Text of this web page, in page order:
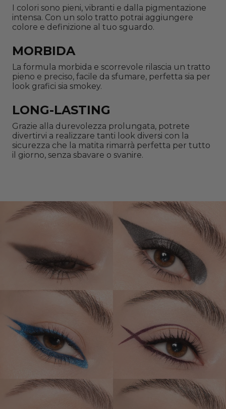
I colori sono pieni, vibranti e dalla pigmentazione
intensa. Con un solo tratto potrai aggiungere
colore e definizione al tuo sguardo.
MORBIDA
La formula morbida e scorrevole rilascia un tratto
pieno e preciso, facile da sfumare, perfetta sia per
look grafici sia smokey.
LONG-LASTING
Grazie alla durevolezza prolungata, potrete
divertirvi a realizzare tanti look diversi con la
sicurezza che la matita rimarrà perfetta per tutto
il giorno, senza sbavare o svanire.